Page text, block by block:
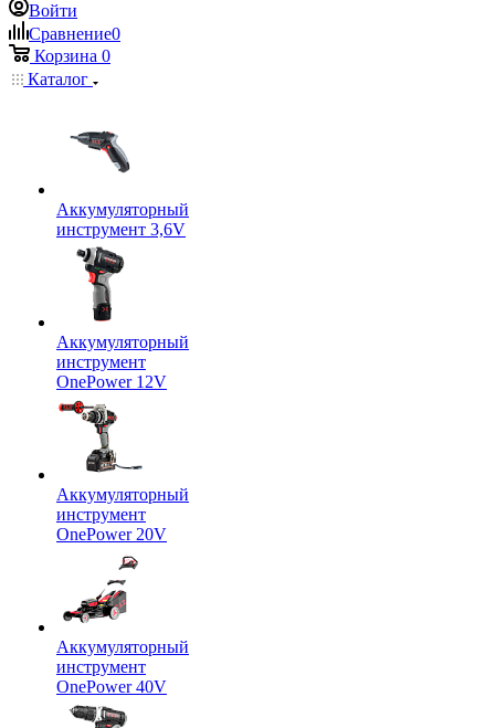
Войти
Сравнение0
Корзина 0
Каталог
Аккумуляторный
инструмент 3,6V
Аккумуляторный
инструмент
OnePower 12V
Аккумуляторный
инструмент
OnePower 20V
Аккумуляторный
инструмент
OnePower 40V